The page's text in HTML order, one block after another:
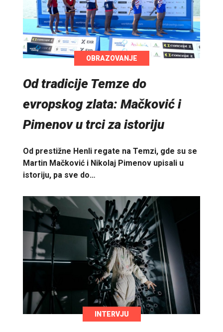
OBRAZOVANJE
Od tradicije Temze do
evropskog zlata: Mačković i
Pimenov u trci za istoriju
Od prestižne Henli regate na Temzi, gde su se
Martin Mačković i Nikolaj Pimenov upisali u
istoriju, pa sve do…
INTERVJU